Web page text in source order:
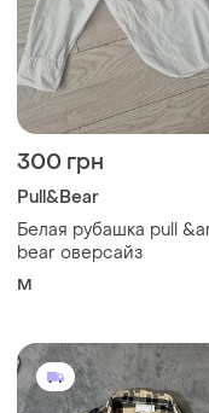
300 грн
Pull&Bear
Белая рубашка pull
bear оверсайз
M